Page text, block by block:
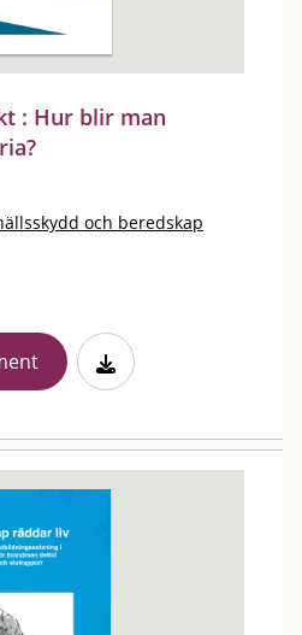
: Hur blir man
och beredskap